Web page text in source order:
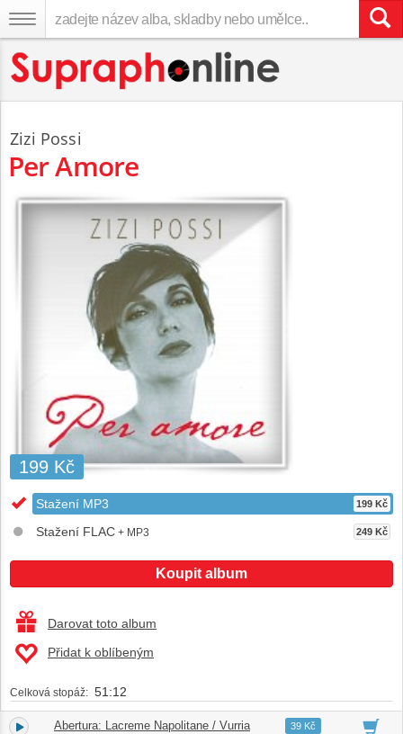
Zizi Possi
Per Amore
199 Kč
Stažení MP3 199 Kč
Stažení FLAC + MP3 249 Kč
Koupit album
Darovat toto album
Přidat k oblíbeným
Celková stopáž: 51:12
1. Abertura: Lacreme Napolitane / Vurria 05:1239 Kč